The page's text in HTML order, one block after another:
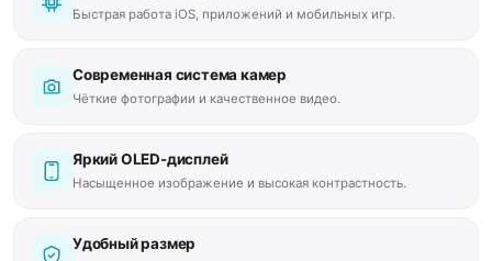
Быстрая работа iOS, приложений и мобильных игр.
Современная система камер
Чёткие фотографии и качественное видео.
Яркий OLED-дисплей
Насыщенное изображение и высокая контрастность.
Удобный размер